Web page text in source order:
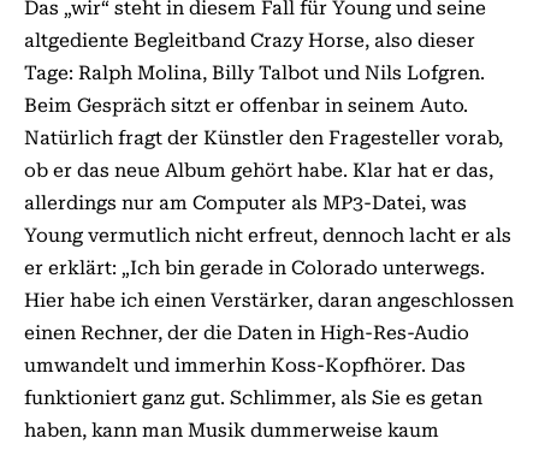
Das „wir“ steht in diesem Fall für Young und seine
altgediente Begleitband Crazy Horse, also dieser
Tage: Ralph Molina, Billy Talbot und Nils Lofgren.
Beim Gespräch sitzt er offenbar in seinem Auto.
Natürlich fragt der Künstler den Fragesteller vorab,
ob er das neue Album gehört habe. Klar hat er das,
allerdings nur am Computer als MP3-Datei, was
Young vermutlich nicht erfreut, dennoch lacht er als
er erklärt: „Ich bin gerade in Colorado unterwegs.
Hier habe ich einen Verstärker, daran angeschlossen
einen Rechner, der die Daten in High-Res-Audio
umwandelt und immerhin Koss-Kopfhörer. Das
funktioniert ganz gut. Schlimmer, als Sie es getan
haben, kann man Musik dummerweise kaum